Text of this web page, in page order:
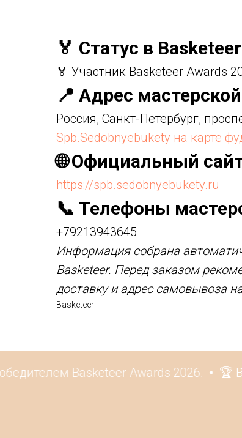
🏅 Статус в
🏅 Участник Basketeer Awards
📍 Адрес
Россия, Санкт-Петербург,
Spb.Sedobnyebukety на карте
🌐 Официальный
https://spb.sedobnyebukety.ru
📞 Телефоны
+79213943645
Информация собрана
Basketeer. Перед заказом
доставку и адрес самовывоза
Basketeer
Basketeer Awards 2026. 🏆